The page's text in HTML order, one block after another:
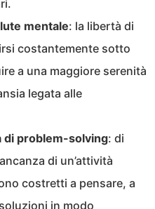
mentale: la libertà di
costantemente sotto
a una maggiore serenità
legata alle
di problem-solving: di
di un’attività
costretti a pensare, a
in modo